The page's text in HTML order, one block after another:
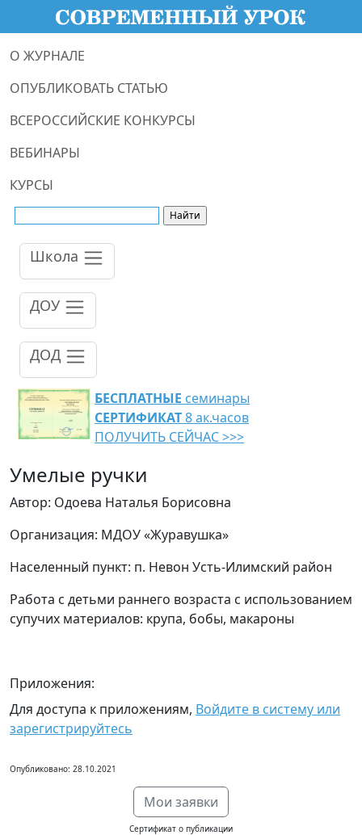
О ЖУРНАЛЕ
ОПУБЛИКОВАТЬ СТАТЬЮ
ВСЕРОССИЙСКИЕ КОНКУРСЫ
ВЕБИНАРЫ
КУРСЫ
Школа
ДОУ
ДОД
БЕСПЛАТНЫЕ семинары
СЕРТИФИКАТ8 ак.часов
ПОЛУЧИТЬ СЕЙЧАС >>>
Умелые ручки
Автор: Одоева Наталья Борисовна
Организация: МДОУ «Журавушка»
Населенный пункт: п. Невон Усть-Илимский район
Работа с детьми раннего возраста с использованием
супучих материалов: крупа, бобы, макароны
Приложения:
Для доступа к приложениям, Войдите в систему или
зарегистрируйтесь
Опубликовано: 28.10.2021
Мои заявки
Сертификат о публикации